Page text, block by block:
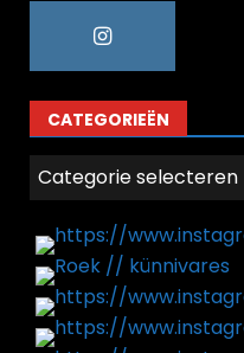
CATEGORIEËN
Categorieën